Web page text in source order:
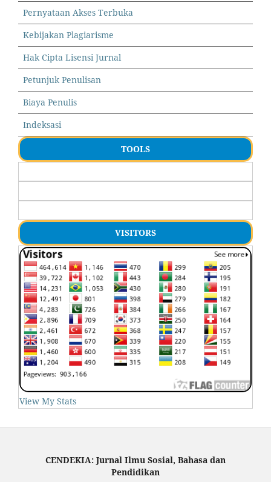
Pernyataan Akses Terbuka
Kebijakan Plagiarisme
Hak Cipta Lisensi Jurnal
Petunjuk Penulisan
Biaya Penulis
Indeksasi
TOOLS
VISITORS
View My Stats
CENDEKIA: Jurnal Ilmu Sosial, Bahasa dan
Pendidikan